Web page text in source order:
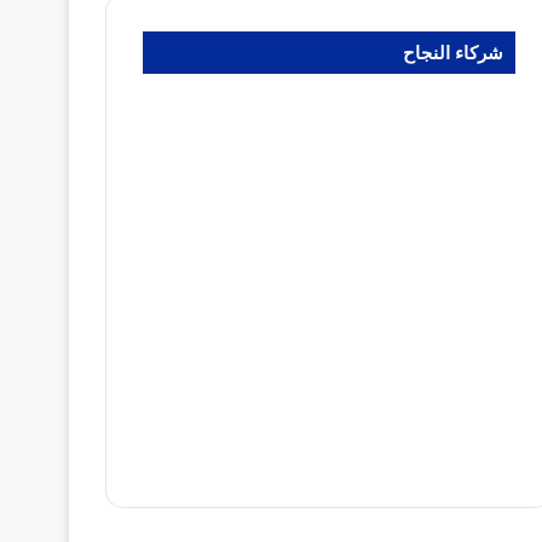
شركاء النجاح